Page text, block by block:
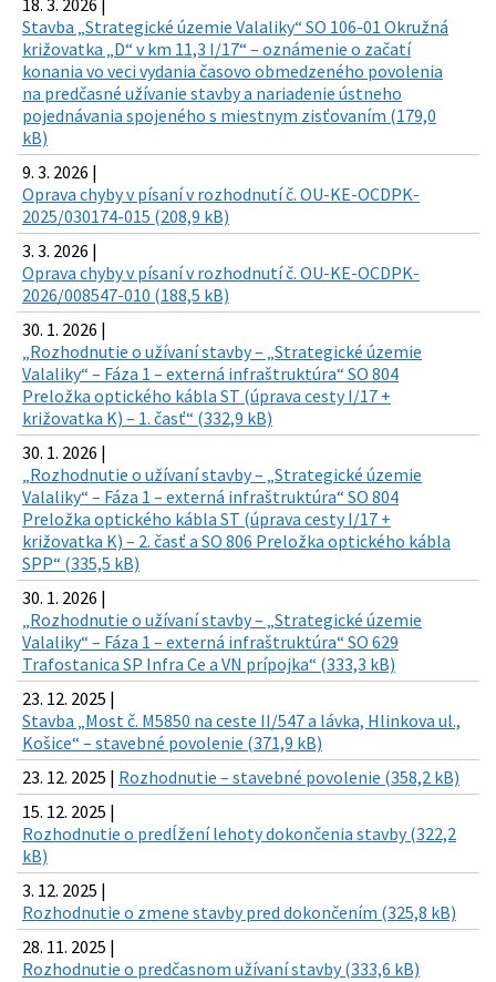
18. 3. 2026 |
Stavba „Strategické územie Valaliky“ SO 106-01 Okružná
križovatka „D“ v km 11,3 I/17“ – oznámenie o začatí
konania vo veci vydania časovo obmedzeného povolenia
na predčasné užívanie stavby a nariadenie ústneho
pojednávania spojeného s miestnym zisťovaním (179,0
kB)
9. 3. 2026 |
Oprava chyby v písaní v rozhodnutí č. OU-KE-OCDPK-
2025/030174-015 (208,9 kB)
3. 3. 2026 |
Oprava chyby v písaní v rozhodnutí č. OU-KE-OCDPK-
2026/008547-010 (188,5 kB)
30. 1. 2026 |
„Rozhodnutie o užívaní stavby – „Strategické územie
Valaliky“ – Fáza 1 – externá infraštruktúra“ SO 804
Preložka optického kábla ST (úprava cesty I/17 +
križovatka K) – 1. časť“ (332,9 kB)
30. 1. 2026 |
„Rozhodnutie o užívaní stavby – „Strategické územie
Valaliky“ – Fáza 1 – externá infraštruktúra“ SO 804
Preložka optického kábla ST (úprava cesty I/17 +
križovatka K) – 2. časť a SO 806 Preložka optického kábla
SPP“ (335,5 kB)
30. 1. 2026 |
„Rozhodnutie o užívaní stavby – „Strategické územie
Valaliky“ – Fáza 1 – externá infraštruktúra“ SO 629
Trafostanica SP Infra Ce a VN prípojka“ (333,3 kB)
23. 12. 2025 |
Stavba „Most č. M5850 na ceste II/547 a lávka, Hlinkova ul.,
Košice“ – stavebné povolenie (371,9 kB)
23. 12. 2025 | Rozhodnutie – stavebné povolenie (358,2 kB)
15. 12. 2025 |
Rozhodnutie o predĺžení lehoty dokončenia stavby (322,2
kB)
3. 12. 2025 |
Rozhodnutie o zmene stavby pred dokončením (325,8 kB)
28. 11. 2025 |
Rozhodnutie o predčasnom užívaní stavby (333,6 kB)